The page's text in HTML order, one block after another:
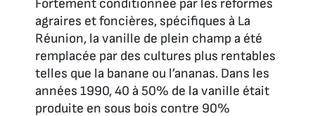
Fortement conditionnée par les réformes
agraires et foncières, spécifiques à La
Réunion, la vanille de plein champ a été
remplacée par des cultures plus rentables
telles que la banane ou l’ananas. Dans les
années 1990, 40 à 50% de la vanille était
produite en sous bois contre 90%